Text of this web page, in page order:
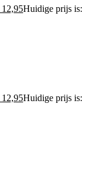
12,95Huidige prijs is:
12,95Huidige prijs is: